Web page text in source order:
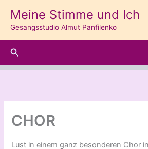
Inhalt
springen
Meine Stimme und Ich
Gesangsstudio Almut Panfilenko
Suchen
CHOR
Lust in einem ganz besonderen Chor